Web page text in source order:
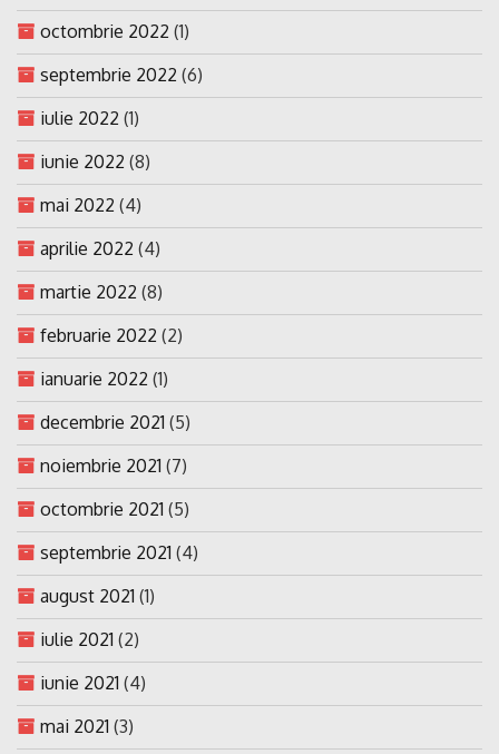
octombrie 2022 (1)
septembrie 2022 (6)
iulie 2022 (1)
iunie 2022 (8)
mai 2022 (4)
aprilie 2022 (4)
martie 2022 (8)
februarie 2022 (2)
ianuarie 2022 (1)
decembrie 2021 (5)
noiembrie 2021 (7)
octombrie 2021 (5)
septembrie 2021 (4)
august 2021 (1)
iulie 2021 (2)
iunie 2021 (4)
mai 2021 (3)